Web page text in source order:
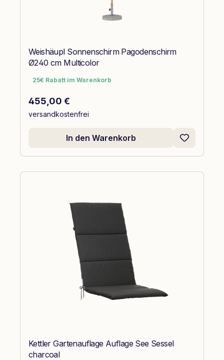
Weishäupl Sonnenschirm Pagodenschirm
Ø240 cm Multicolor
25€ Rabatt im Warenkorb
25€ Rabatt im Warenkorb
Regulärer Preis:
455,00 €
versandkostenfrei
In den Warenkorb
Kettler Gartenauflage Auflage See Sessel
charcoal